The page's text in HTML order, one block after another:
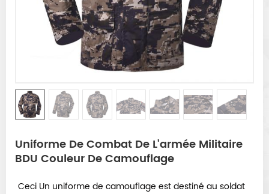
Uniforme De Combat De L'armée Militaire
BDU Couleur De Camouflage
Ceci Un uniforme de camouflage est destiné au soldat